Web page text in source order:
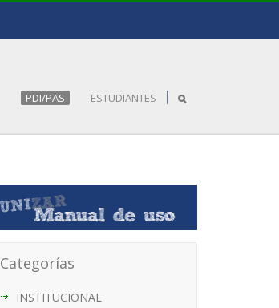
PDI/PAS ESTUDIANTES
Categorías
INSTITUCIONAL